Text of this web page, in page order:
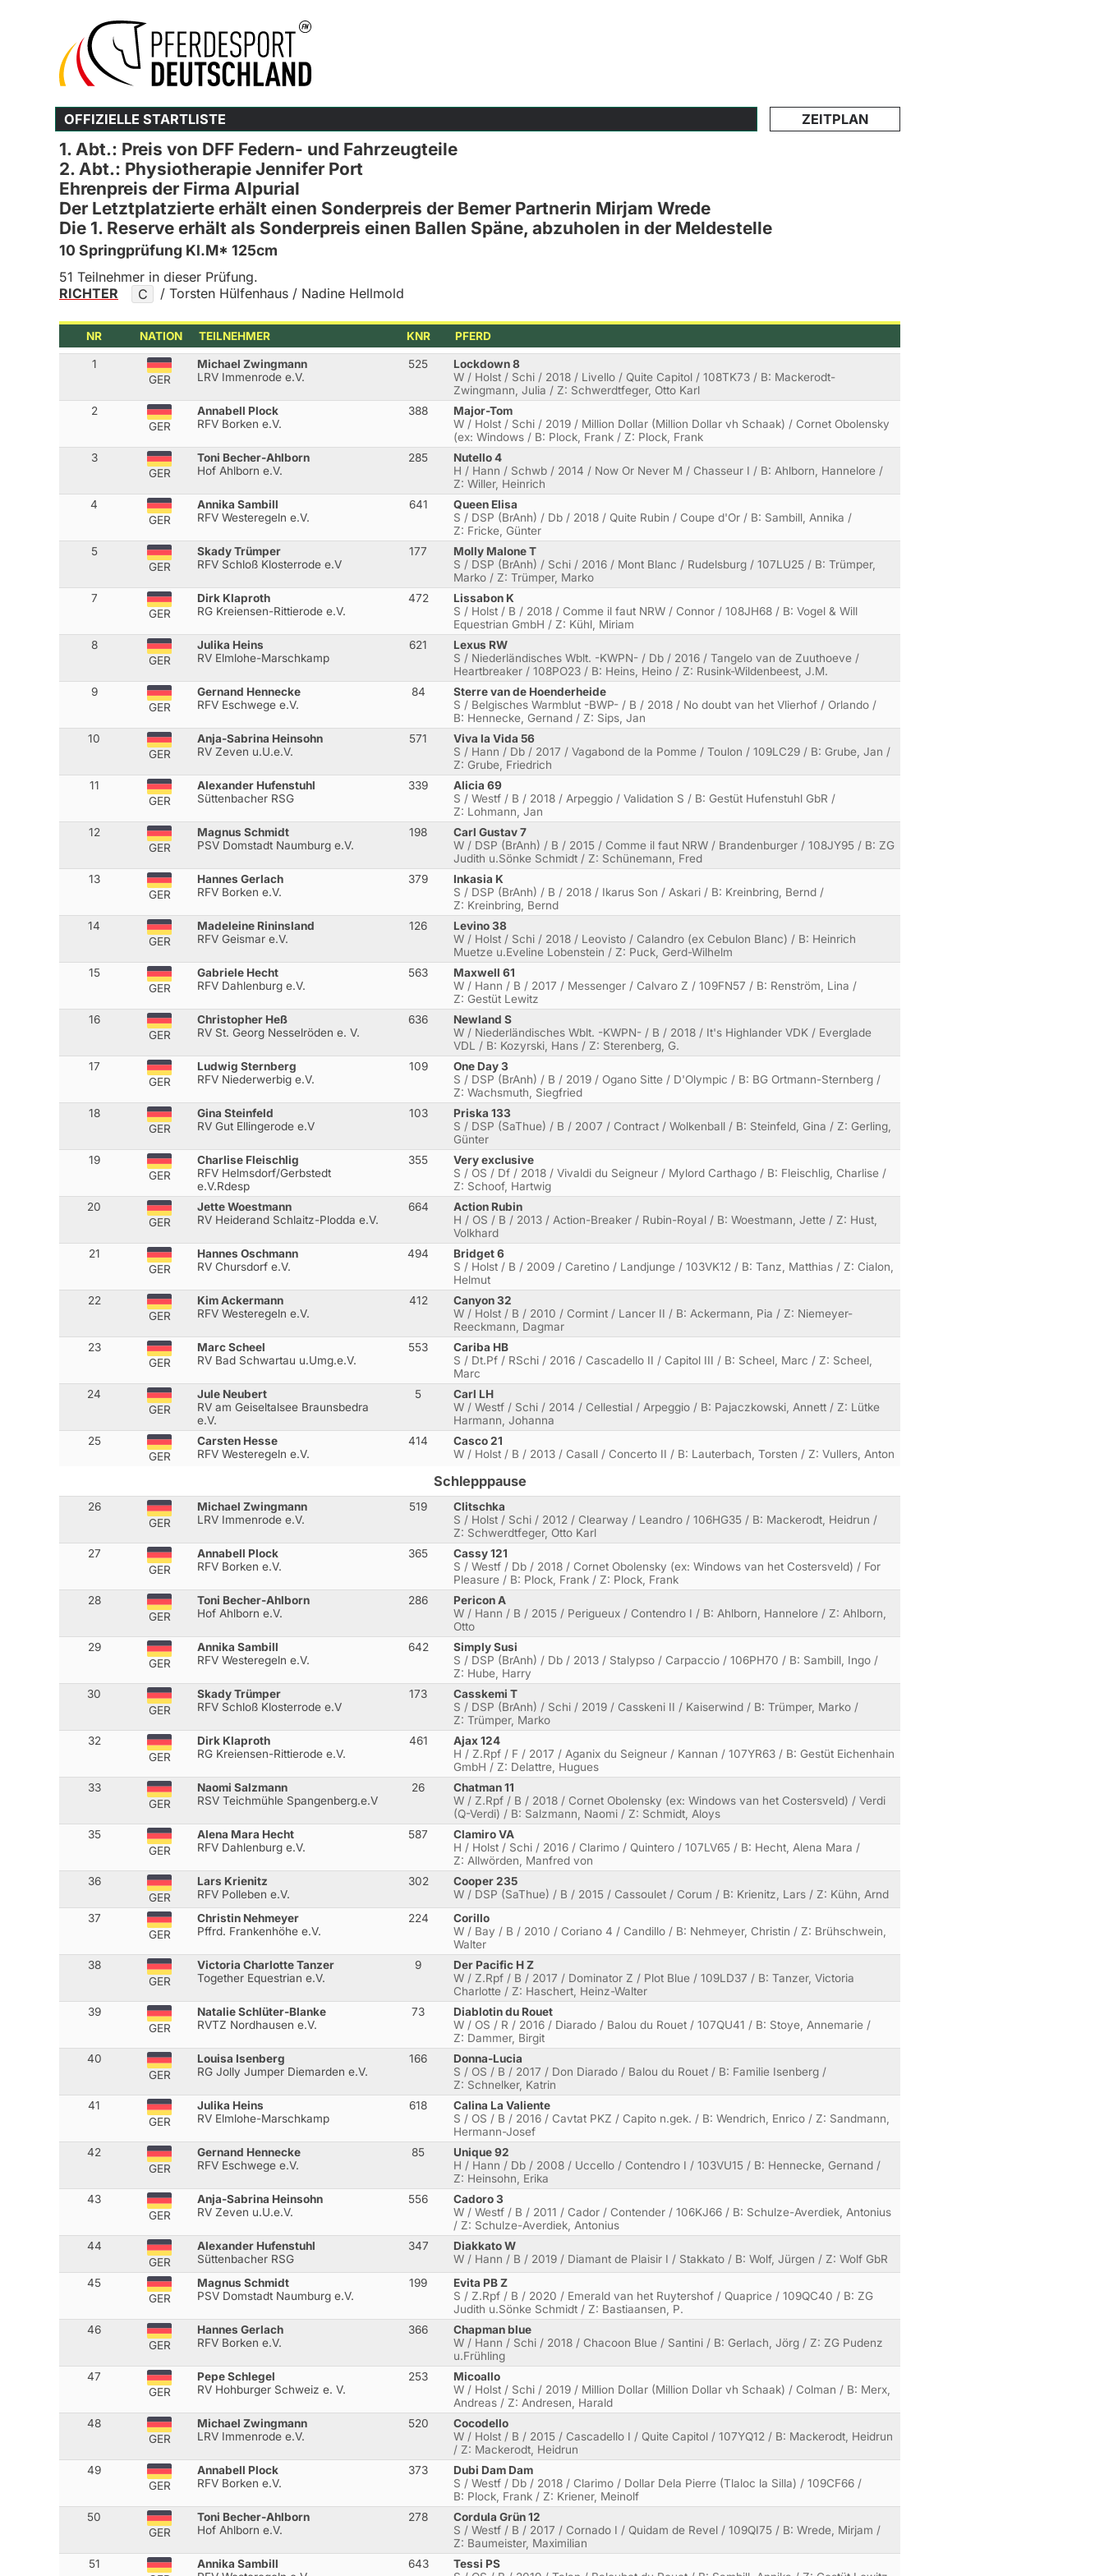
OFFIZIELLE STARTLISTE ZEITPLAN
1. Abt.: Preis von DFF Federn- und Fahrzeugteile
2. Abt.: Physiotherapie Jennifer Port
Ehrenpreis der Firma Alpurial
Der Letztplatzierte erhält einen Sonderpreis der Bemer Partnerin Mirjam Wrede
Die 1. Reserve erhält als Sonderpreis einen Ballen Späne, abzuholen in der Meldestelle
10 Springprüfung Kl.M* 125cm
51 Teilnehmer in dieser Prüfung.
RICHTER
C / Torsten Hülfenhaus / Nadine Hellmold
NR NATION TEILNEHMER KNR PFERD
1
GER
Michael Zwingmann
LRV Immenrode e.V.
525
Lockdown 8
W / Holst / Schi / 2018 / Livello / Quite Capitol / 108TK73 / B: Mackerodt-
Zwingmann, Julia / Z: Schwerdtfeger, Otto Karl
2
GER
Annabell Plock
RFV Borken e.V.
388
Major-Tom
W / Holst / Schi / 2019 / Million Dollar (Million Dollar vh Schaak) / Cornet Obolensky
(ex: Windows / B: Plock, Frank / Z: Plock, Frank
3
GER
Toni Becher-Ahlborn
Hof Ahlborn e.V.
285
Nutello 4
H / Hann / Schwb / 2014 / Now Or Never M / Chasseur I / B: Ahlborn, Hannelore /
Z: Willer, Heinrich
4
GER
Annika Sambill
RFV Westeregeln e.V.
641
Queen Elisa
S / DSP (BrAnh) / Db / 2018 / Quite Rubin / Coupe d'Or / B: Sambill, Annika /
Z: Fricke, Günter
5
GER
Skady Trümper
RFV Schloß Klosterrode e.V
177
Molly Malone T
S / DSP (BrAnh) / Schi / 2016 / Mont Blanc / Rudelsburg / 107LU25 / B: Trümper,
Marko / Z: Trümper, Marko
7
GER
Dirk Klaproth
RG Kreiensen-Rittierode e.V.
472
Lissabon K
S / Holst / B / 2018 / Comme il faut NRW / Connor / 108JH68 / B: Vogel & Will
Equestrian GmbH / Z: Kühl, Miriam
8
GER
Julika Heins
RV Elmlohe-Marschkamp
621
Lexus RW
S / Niederländisches Wblt. -KWPN- / Db / 2016 / Tangelo van de Zuuthoeve /
Heartbreaker / 108PO23 / B: Heins, Heino / Z: Rusink-Wildenbeest, J.M.
9
GER
Gernand Hennecke
RFV Eschwege e.V.
84
Sterre van de Hoenderheide
S / Belgisches Warmblut -BWP- / B / 2018 / No doubt van het Vlierhof / Orlando /
B: Hennecke, Gernand / Z: Sips, Jan
10
GER
Anja-Sabrina Heinsohn
RV Zeven u.U.e.V.
571
Viva la Vida 56
S / Hann / Db / 2017 / Vagabond de la Pomme / Toulon / 109LC29 / B: Grube, Jan /
Z: Grube, Friedrich
11
GER
Alexander Hufenstuhl
Süttenbacher RSG
339
Alicia 69
S / Westf / B / 2018 / Arpeggio / Validation S / B: Gestüt Hufenstuhl GbR /
Z: Lohmann, Jan
12
GER
Magnus Schmidt
PSV Domstadt Naumburg e.V.
198
Carl Gustav 7
W / DSP (BrAnh) / B / 2015 / Comme il faut NRW / Brandenburger / 108JY95 / B: ZG
Judith u.Sönke Schmidt / Z: Schünemann, Fred
13
GER
Hannes Gerlach
RFV Borken e.V.
379
Inkasia K
S / DSP (BrAnh) / B / 2018 / Ikarus Son / Askari / B: Kreinbring, Bernd /
Z: Kreinbring, Bernd
14
GER
Madeleine Rininsland
RFV Geismar e.V.
126
Levino 38
W / Holst / Schi / 2018 / Leovisto / Calandro (ex Cebulon Blanc) / B: Heinrich
Muetze u.Eveline Lobenstein / Z: Puck, Gerd-Wilhelm
15
GER
Gabriele Hecht
RFV Dahlenburg e.V.
563
Maxwell 61
W / Hann / B / 2017 / Messenger / Calvaro Z / 109FN57 / B: Renström, Lina /
Z: Gestüt Lewitz
16
GER
Christopher Heß
RV St. Georg Nesselröden e. V.
636
Newland S
W / Niederländisches Wblt. -KWPN- / B / 2018 / It's Highlander VDK / Everglade
VDL / B: Kozyrski, Hans / Z: Sterenberg, G.
17
GER
Ludwig Sternberg
RFV Niederwerbig e.V.
109
One Day 3
S / DSP (BrAnh) / B / 2019 / Ogano Sitte / D'Olympic / B: BG Ortmann-Sternberg /
Z: Wachsmuth, Siegfried
18
GER
Gina Steinfeld
RV Gut Ellingerode e.V
103
Priska 133
S / DSP (SaThue) / B / 2007 / Contract / Wolkenball / B: Steinfeld, Gina / Z: Gerling,
Günter
19
GER
Charlise Fleischlig
RFV Helmsdorf/Gerbstedt
e.V.Rdesp
355
Very exclusive
S / OS / Df / 2018 / Vivaldi du Seigneur / Mylord Carthago / B: Fleischlig, Charlise /
Z: Schoof, Hartwig
20
GER
Jette Woestmann
RV Heiderand Schlaitz-Plodda e.V.
664
Action Rubin
H / OS / B / 2013 / Action-Breaker / Rubin-Royal / B: Woestmann, Jette / Z: Hust,
Volkhard
21
GER
Hannes Oschmann
RV Chursdorf e.V.
494
Bridget 6
S / Holst / B / 2009 / Caretino / Landjunge / 103VK12 / B: Tanz, Matthias / Z: Cialon,
Helmut
22
GER
Kim Ackermann
RFV Westeregeln e.V.
412
Canyon 32
W / Holst / B / 2010 / Cormint / Lancer II / B: Ackermann, Pia / Z: Niemeyer-
Reeckmann, Dagmar
23
GER
Marc Scheel
RV Bad Schwartau u.Umg.e.V.
553
Cariba HB
S / Dt.Pf / RSchi / 2016 / Cascadello II / Capitol III / B: Scheel, Marc / Z: Scheel,
Marc
24
GER
Jule Neubert
RV am Geiseltalsee Braunsbedra
e.V.
5
Carl LH
W / Westf / Schi / 2014 / Cellestial / Arpeggio / B: Pajaczkowski, Annett / Z: Lütke
Harmann, Johanna
25
GER
Carsten Hesse
RFV Westeregeln e.V.
414
Casco 21
W / Holst / B / 2013 / Casall / Concerto II / B: Lauterbach, Torsten / Z: Vullers, Anton
Schlepppause
26
GER
Michael Zwingmann
LRV Immenrode e.V.
519
Clitschka
S / Holst / Schi / 2012 / Clearway / Leandro / 106HG35 / B: Mackerodt, Heidrun /
Z: Schwerdtfeger, Otto Karl
27
GER
Annabell Plock
RFV Borken e.V.
365
Cassy 121
S / Westf / Db / 2018 / Cornet Obolensky (ex: Windows van het Costersveld) / For
Pleasure / B: Plock, Frank / Z: Plock, Frank
28
GER
Toni Becher-Ahlborn
Hof Ahlborn e.V.
286
Pericon A
W / Hann / B / 2015 / Perigueux / Contendro I / B: Ahlborn, Hannelore / Z: Ahlborn,
Otto
29
GER
Annika Sambill
RFV Westeregeln e.V.
642
Simply Susi
S / DSP (BrAnh) / Db / 2013 / Stalypso / Carpaccio / 106PH70 / B: Sambill, Ingo /
Z: Hube, Harry
30
GER
Skady Trümper
RFV Schloß Klosterrode e.V
173
Casskemi T
S / DSP (BrAnh) / Schi / 2019 / Casskeni II / Kaiserwind / B: Trümper, Marko /
Z: Trümper, Marko
32
GER
Dirk Klaproth
RG Kreiensen-Rittierode e.V.
461
Ajax 124
H / Z.Rpf / F / 2017 / Aganix du Seigneur / Kannan / 107YR63 / B: Gestüt Eichenhain
GmbH / Z: Delattre, Hugues
33
GER
Naomi Salzmann
RSV Teichmühle Spangenberg.e.V
26
Chatman 11
W / Z.Rpf / B / 2018 / Cornet Obolensky (ex: Windows van het Costersveld) / Verdi
(Q-Verdi) / B: Salzmann, Naomi / Z: Schmidt, Aloys
35
GER
Alena Mara Hecht
RFV Dahlenburg e.V.
587
Clamiro VA
H / Holst / Schi / 2016 / Clarimo / Quintero / 107LV65 / B: Hecht, Alena Mara /
Z: Allwörden, Manfred von
36
GER
Lars Krienitz
RFV Polleben e.V.
302
Cooper 235
W / DSP (SaThue) / B / 2015 / Cassoulet / Corum / B: Krienitz, Lars / Z: Kühn, Arnd
37
GER
Christin Nehmeyer
Pffrd. Frankenhöhe e.V.
224
Corillo
W / Bay / B / 2010 / Coriano 4 / Candillo / B: Nehmeyer, Christin / Z: Brühschwein,
Walter
38
GER
Victoria Charlotte Tanzer
Together Equestrian e.V.
9
Der Pacific H Z
W / Z.Rpf / B / 2017 / Dominator Z / Plot Blue / 109LD37 / B: Tanzer, Victoria
Charlotte / Z: Haschert, Heinz-Walter
39
GER
Natalie Schlüter-Blanke
RVTZ Nordhausen e.V.
73
Diablotin du Rouet
W / OS / R / 2016 / Diarado / Balou du Rouet / 107QU41 / B: Stoye, Annemarie /
Z: Dammer, Birgit
40
GER
Louisa Isenberg
RG Jolly Jumper Diemarden e.V.
166
Donna-Lucia
S / OS / B / 2017 / Don Diarado / Balou du Rouet / B: Familie Isenberg /
Z: Schnelker, Katrin
41
GER
Julika Heins
RV Elmlohe-Marschkamp
618
Calina La Valiente
S / OS / B / 2016 / Cavtat PKZ / Capito n.gek. / B: Wendrich, Enrico / Z: Sandmann,
Hermann-Josef
42
GER
Gernand Hennecke
RFV Eschwege e.V.
85
Unique 92
H / Hann / Db / 2008 / Uccello / Contendro I / 103VU15 / B: Hennecke, Gernand /
Z: Heinsohn, Erika
43
GER
Anja-Sabrina Heinsohn
RV Zeven u.U.e.V.
556
Cadoro 3
W / Westf / B / 2011 / Cador / Contender / 106KJ66 / B: Schulze-Averdiek, Antonius
/ Z: Schulze-Averdiek, Antonius
44
GER
Alexander Hufenstuhl
Süttenbacher RSG
347
Diakkato W
W / Hann / B / 2019 / Diamant de Plaisir I / Stakkato / B: Wolf, Jürgen / Z: Wolf GbR
45
GER
Magnus Schmidt
PSV Domstadt Naumburg e.V.
199
Evita PB Z
S / Z.Rpf / B / 2020 / Emerald van het Ruytershof / Quaprice / 109QC40 / B: ZG
Judith u.Sönke Schmidt / Z: Bastiaansen, P.
46
GER
Hannes Gerlach
RFV Borken e.V.
366
Chapman blue
W / Hann / Schi / 2018 / Chacoon Blue / Santini / B: Gerlach, Jörg / Z: ZG Pudenz
u.Frühling
47
GER
Pepe Schlegel
RV Hohburger Schweiz e. V.
253
Micoallo
W / Holst / Schi / 2019 / Million Dollar (Million Dollar vh Schaak) / Colman / B: Merx,
Andreas / Z: Andresen, Harald
48
GER
Michael Zwingmann
LRV Immenrode e.V.
520
Cocodello
W / Holst / B / 2015 / Cascadello I / Quite Capitol / 107YQ12 / B: Mackerodt, Heidrun
/ Z: Mackerodt, Heidrun
49
GER
Annabell Plock
RFV Borken e.V.
373
Dubi Dam Dam
S / Westf / Db / 2018 / Clarimo / Dollar Dela Pierre (Tlaloc la Silla) / 109CF66 /
B: Plock, Frank / Z: Kriener, Meinolf
50
GER
Toni Becher-Ahlborn
Hof Ahlborn e.V.
278
Cordula Grün 12
S / Westf / B / 2017 / Cornado I / Quidam de Revel / 109QI75 / B: Wrede, Mirjam /
Z: Baumeister, Maximilian
51
Annika Sambill
643
Tessi PS